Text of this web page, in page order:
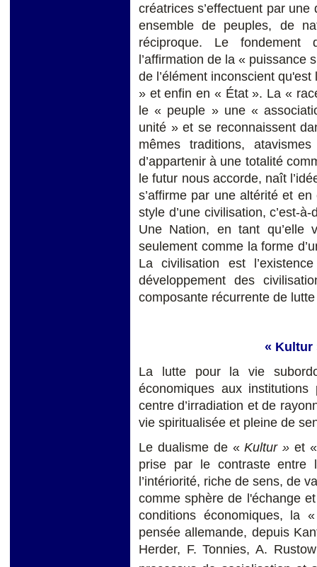
créatrices s’effectuent par
ensemble de peuples, de
réciproque. Le fondement
l’affirmation de la « puissance
de l’élément inconscient
» et enfin en « État ». La «
le « peuple » une «
unité » et se reconnaissent
mêmes traditions,
d’appartenir à une totalité
le futur nous accorde, naît
s’affirme par une altérité et
style d’une civilisation, c’est-
Une Nation, en tant
seulement comme la forme
La civilisation est
développement des
composante récurrente de
« Kultur
La lutte pour la vie
économiques aux
centre d’irradiation et de
vie spiritualisée et pleine de
Le dualisme de «Kultur »et
prise par le contraste
l’intériorité, riche de sens, de
comme sphère de l'échange
conditions économiques, la «
pensée allemande, depuis
Herder, F. Tonnies, A.